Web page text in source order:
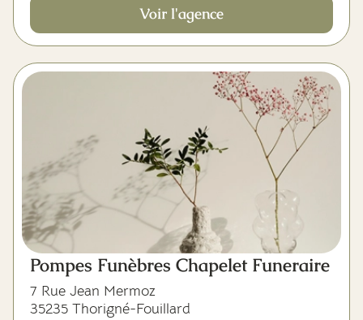
Voir l'agence
Pompes Funèbres Chapelet Funeraire
7 Rue Jean Mermoz
35235 Thorigné-Fouillard